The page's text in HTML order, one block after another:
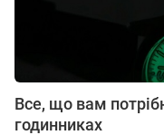
Все, що вам
годинниках